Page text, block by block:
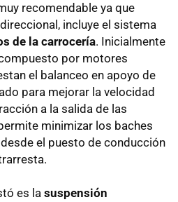
recomendable ya que
incluye el sistema
de la carrocería. Inicialmente
por motores
el balanceo en apoyo de
para mejorar la velocidad
a la salida de las
minimizar los baches
el puesto de conducción
es la suspensión